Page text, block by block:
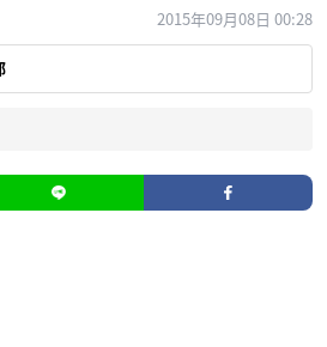
2015年09月08日 00:28